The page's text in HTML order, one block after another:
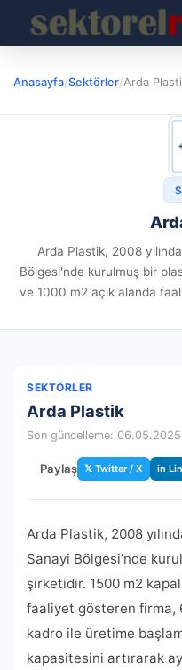
Anasayfa/Sektörler/Arda
Arda Plastik, 2008
Bölgesi'nde kurulmuş bir
ve 1000 m2 açık alanda
SEKTÖRLER
Arda Plastik
Son güncelleme: 06.05.2025
Paylaş 𝕏 Twitter / X in
Arda Plastik, 2008
Sanayi Bölgesi’nde
şirketidir. 1500 m2
faaliyet gösteren firma,
kadro ile üretime
kapasitesini artırarak